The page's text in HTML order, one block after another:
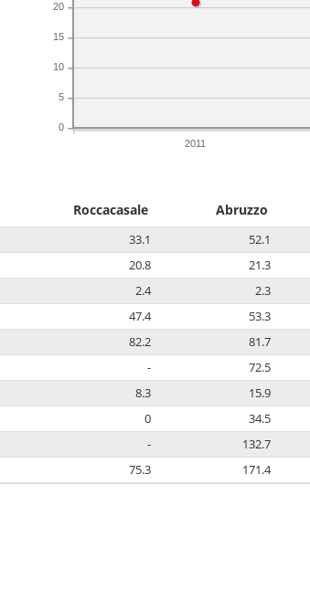
2011
0
5
10
15
20
Roccacasale Abruzzo
33.1 52.1
20.8 21.3
2.4 2.3
47.4 53.3
82.2 81.7
- 72.5
8.3 15.9
0 34.5
- 132.7
75.3 171.4